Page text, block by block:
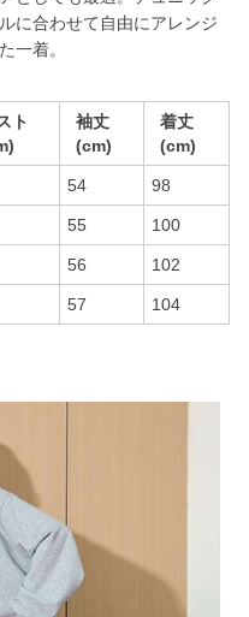
に合わせて自由にアレンジ
一着。
ト
袖丈
(cm)
着丈
(cm)
54 98
55 100
56 102
57 104